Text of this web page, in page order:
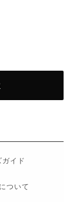
イド
ついて